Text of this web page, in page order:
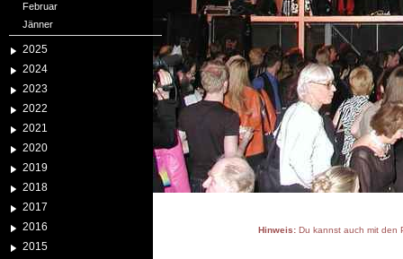
Februar
Jänner
2025
2024
2023
2022
2021
2020
2019
2018
2017
2016
2015
Hinweis:Du kannst auch mit den